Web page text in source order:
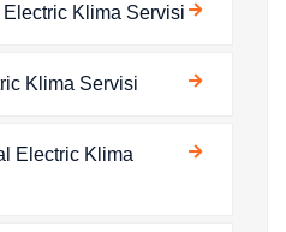
Klima Servisi
Klima Servisi
Electric Klima